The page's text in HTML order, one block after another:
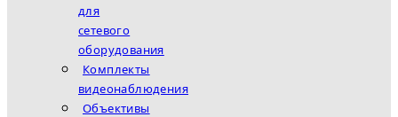
для
сетевого
оборудования
Комплекты
видеонаблюдения
Объективы